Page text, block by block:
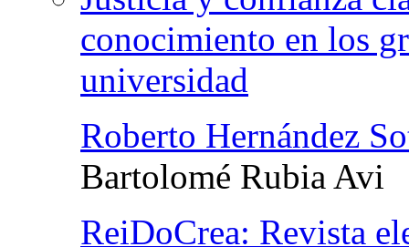
conocimiento en los
universidad
Roberto Hernández
Bartolomé Rubia Avi
ReiDoCrea: Revista